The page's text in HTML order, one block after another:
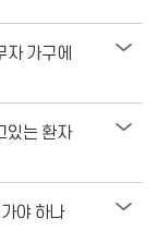
가구에
있는 환자
야 하나